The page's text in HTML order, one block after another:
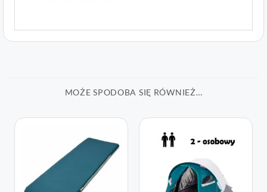
MOŻE SPODOBA SIĘ RÓWNIEŻ…